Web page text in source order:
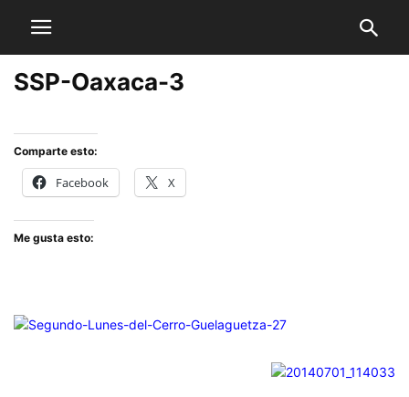
SSP-Oaxaca-3
Comparte esto:
Facebook X
Me gusta esto: